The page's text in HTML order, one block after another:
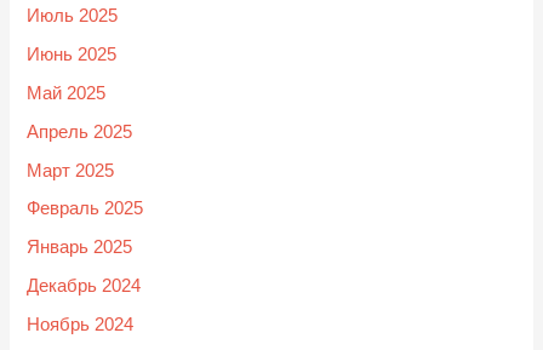
Июль 2025
Июнь 2025
Май 2025
Апрель 2025
Март 2025
Февраль 2025
Январь 2025
Декабрь 2024
Ноябрь 2024